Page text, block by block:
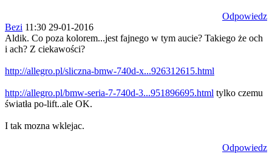
Odpowiedz
Bezi 11:30 29-01-2016
Aldik. Co poza kolorem...jest fajnego w tym aucie? Takiego że och
i ach? Z ciekawości?
http://allegro.pl/sliczna-bmw-740d-x...926312615.html
http://allegro.pl/bmw-seria-7-740d-3...951896695.html tylko czemu
światła po-lift..ale OK.
I tak mozna wklejac.
Odpowiedz